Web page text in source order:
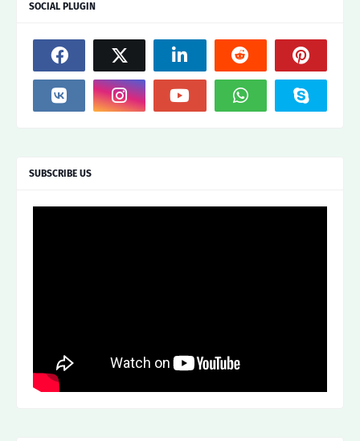
SOCIAL PLUGIN
SUBSCRIBE US